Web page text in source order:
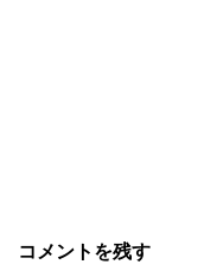
コメントを残す